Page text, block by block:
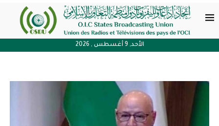
الأحد, 9 أغسطس , 2026